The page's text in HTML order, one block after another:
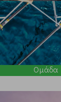
Ομάδα